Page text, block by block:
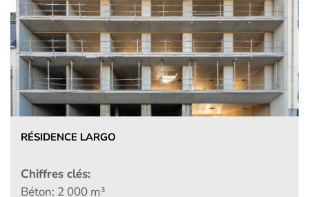
WILTZ – CONSTRUCTION D’UN BÂTIMENT
Chiffres clés: